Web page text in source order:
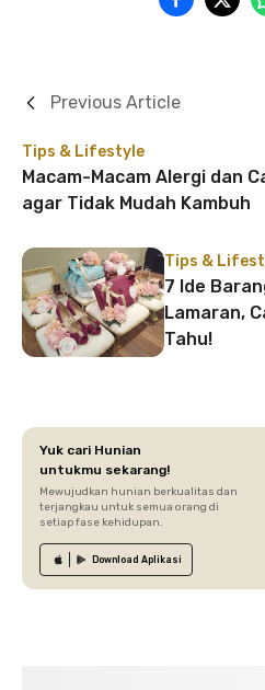
Tips & Lifestyle
Macam-Macam Alergi dan
agar Tidak Mudah Kambuh
Previous Article
Tips &
7 Ide
Lamaran,
Tahu!
Yuk cari Hunian
untukmu sekarang!
Mewujudkan hunian berkualitas dan
terjangkau untuk semua orang di
setiap fase kehidupan.
Download Aplikasi